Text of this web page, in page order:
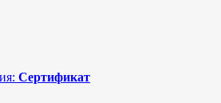
Сертификат